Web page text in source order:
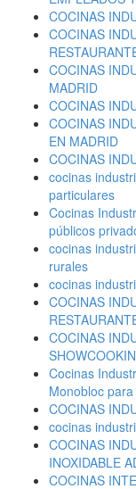
COCINAS
COCINAS
COCINAS
MADRID
COCINAS
COCINAS
EN MADRID
COCINAS
cocinas
particulares
Cocinas
públicos
cocinas
rurales
cocinas
COCINAS
COCINAS
Cocinas
Monobloc
COCINAS
cocinas
COCINAS
INOXIDABLE
COCINAS